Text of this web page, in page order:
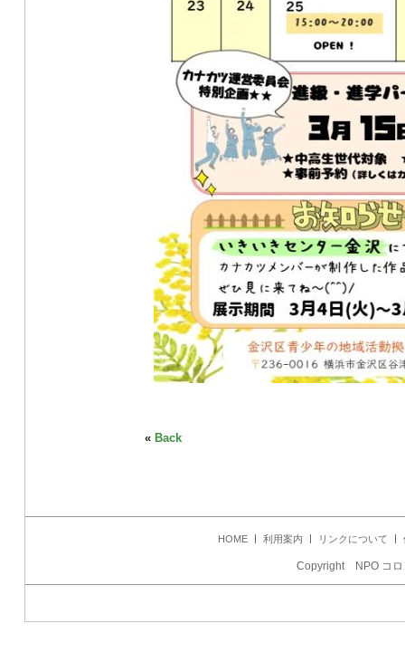
« Back
HOME 利用案内 リンクについて
Copyright NPO コロ